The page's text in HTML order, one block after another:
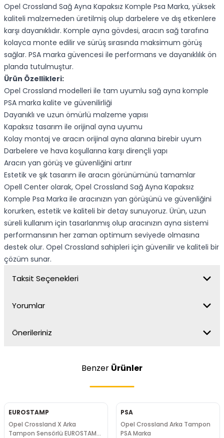
Opel Crossland Sağ Ayna Kapaksız Komple Psa Marka, yüksek
kaliteli malzemeden üretilmiş olup darbelere ve dış etkenlere
karşı dayanıklıdır. Komple ayna gövdesi, aracın sağ tarafına
kolayca monte edilir ve sürüş sırasında maksimum görüş
sağlar. PSA marka güvencesi ile performans ve dayanıklılık ön
planda tutulmuştur.
Ürün Özellikleri:
Opel Crossland modelleri ile tam uyumlu sağ ayna komple
PSA marka kalite ve güvenilirliği
Dayanıklı ve uzun ömürlü malzeme yapısı
Kapaksız tasarım ile orijinal ayna uyumu
Kolay montaj ve aracın orijinal ayna alanına birebir uyum
Darbelere ve hava koşullarına karşı dirençli yapı
Aracın yan görüş ve güvenliğini artırır
Estetik ve şık tasarım ile aracın görünümünü tamamlar
Opell Center olarak, Opel Crossland Sağ Ayna Kapaksız
Komple Psa Marka ile aracınızın yan görüşünü ve güvenliğini
korurken, estetik ve kaliteli bir detay sunuyoruz. Ürün, uzun
süreli kullanım için tasarlanmış olup aracınızın ayna sistemi
performansının her zaman optimum seviyede olmasına
destek olur. Opel Crossland sahipleri için güvenilir ve kaliteli bir
çözüm sunar.
Taksit Seçenekleri
Yorumlar
Önerileriniz
Benzer Ürünler
EUROSTAMP
Opel Crossland X Arka
Tampon Sensörlü EUROSTAMP
PSA
Opel Crossland Arka Tampon
PSA Marka